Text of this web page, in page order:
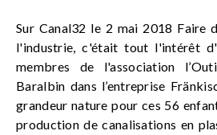
Sur Canal32 le 2 mai 2018 Faire
l'industrie, c'était tout l'intérêt
membres de l'association
Baralbin dans l’entreprise
grandeur nature pour ces 56
production de canalisations en